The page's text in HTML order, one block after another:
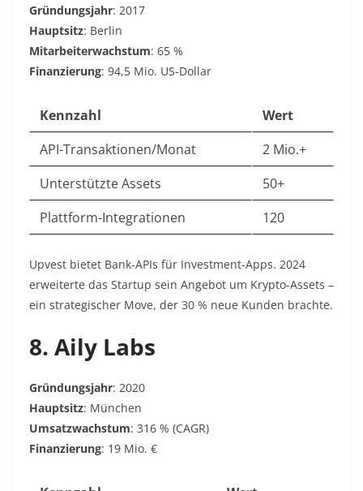
Gründungsjahr: 2017
Hauptsitz: Berlin
Mitarbeiterwachstum: 65 %
Finanzierung: 94,5 Mio. US-Dollar
Kennzahl
Wert
API-Transaktionen/Monat
2 Mio.+
Unterstützte Assets
50+
Plattform-Integrationen
120
Upvest bietet Bank-APIs für Investment-Apps. 2024
erweiterte das Startup sein Angebot um Krypto-Assets –
ein strategischer Move, der 30 % neue Kunden brachte.
8. Aily Labs
Gründungsjahr: 2020
Hauptsitz: München
Umsatzwachstum: 316 % (CAGR)
Finanzierung: 19 Mio. €